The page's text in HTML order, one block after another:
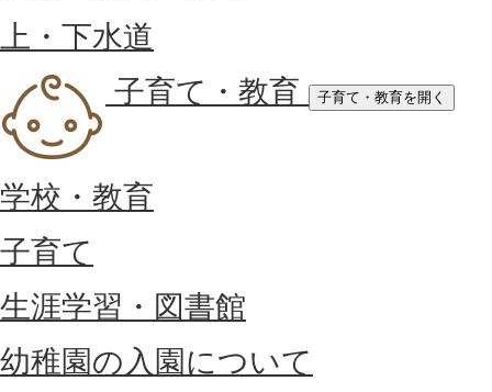
上・下水道
子育て・教育
子育て・教育を開く
学校・教育
子育て
生涯学習・図書館
幼稚園の入園について